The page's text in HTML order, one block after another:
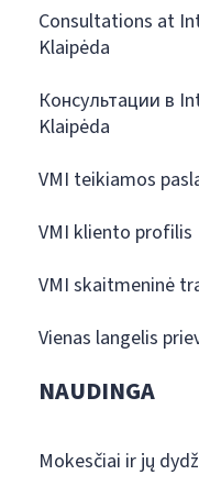
Consultations at
Klaipėda
Консультации в
Klaipėda
VMI teikiamos
VMI kliento profilis
VMI skaitmeninė
Vienas langelis
NAUDINGA
Mokesčiai ir jų